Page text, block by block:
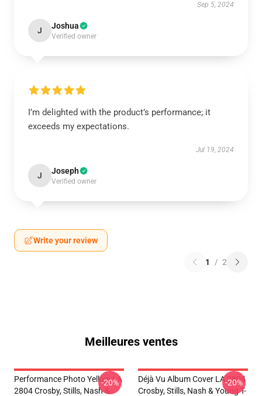
Sep 5, 2024
J Joshua
Verified owner
I’m delighted with the product’s performance; it
exceeds my expectations.
Jul 19, 2024
J Joseph
Verified owner
Write your review
1 / 2
Meilleures ventes
Performance Photo Yellow LA
2804 Crosby, Stills, Nash &
-20%
Déjà Vu Album Cover LA 2804
Crosby, Stills, Nash & Young T-
-20%